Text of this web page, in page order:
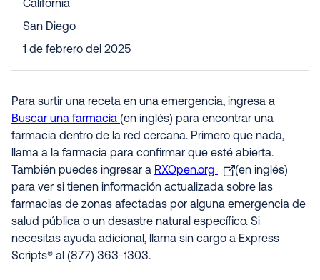
California
San Diego
1 de febrero del 2025
Para surtir una receta en una emergencia, ingresa a
Buscar una farmacia (en inglés) para encontrar una
farmacia dentro de la red cercana. Primero que nada,
llama a la farmacia para confirmar que esté abierta.
También puedes ingresar a RXOpen.org
(en inglés)
para ver si tienen información actualizada sobre las
farmacias de zonas afectadas por alguna emergencia de
salud pública o un desastre natural específico. Si
necesitas ayuda adicional, llama sin cargo a Express
Scripts® al (877) 363-1303.